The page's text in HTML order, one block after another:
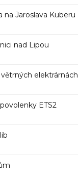
na Jaroslava Kuberu
nad Lipou
elektrárnách
ETS2